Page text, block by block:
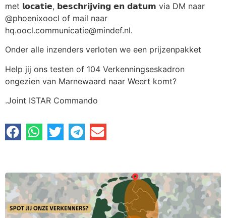
met 𝗹𝗼𝗰𝗮𝘁𝗶𝗲, 𝗯𝗲𝘀𝗰𝗵𝗿𝗶𝗷𝘃𝗶𝗻𝗴 𝗲𝗻 𝗱𝗮𝘁𝘂𝗺 via DM naar
@phoenixoocl of mail naar
hq.oocl.communicatie@mindef.nl.
Onder alle inzenders verloten we een prijzenpakket
Help jij ons testen of 104 Verkenningseskadron
ongezien van Marnewaard naar Weert komt?
.Joint ISTAR Commando